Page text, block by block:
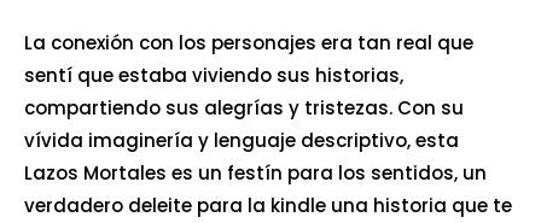
La conexión con los personajes era tan real que
sentí que estaba viviendo sus historias,
compartiendo sus alegrías y tristezas. Con su
vívida imaginería y lenguaje descriptivo, esta
Lazos Mortales es un festín para los sentidos, un
verdadero deleite para la kindle una historia que te